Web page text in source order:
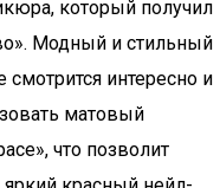
который получил
Модный и стильный
интересно и
матовый
что позволит